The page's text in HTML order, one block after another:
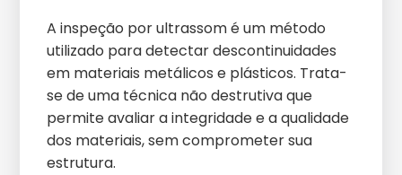
A inspeção por ultrassom é um método
utilizado para detectar descontinuidades
em materiais metálicos e plásticos. Trata-
se de uma técnica não destrutiva que
permite avaliar a integridade e a qualidade
dos materiais, sem comprometer sua
estrutura.